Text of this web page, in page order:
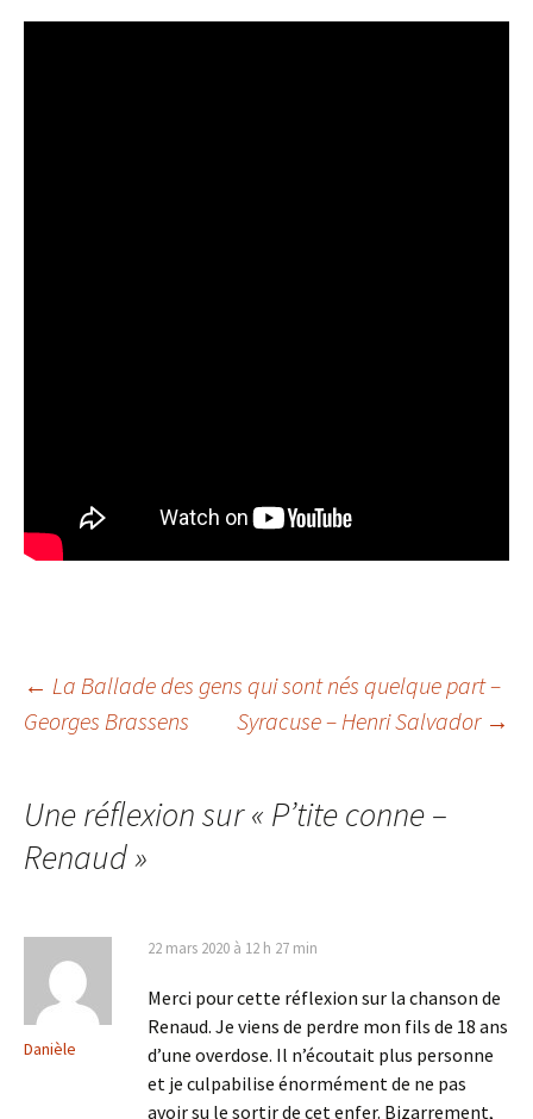
Navigation
articles
← La Ballade des gens qui sont nés quelque part –
Georges Brassens
Syracuse – Henri Salvador →
Une réflexion sur « P’tite conne –
Renaud»
Danièle
22 mars 2020 à 12 h 27 min
Merci pour cette réflexion sur la chanson de
Renaud. Je viens de perdre mon fils de 18 ans
d’une overdose. Il n’écoutait plus personne
et je culpabilise énormément de ne pas
avoir su le sortir de cet enfer. Bizarrement,